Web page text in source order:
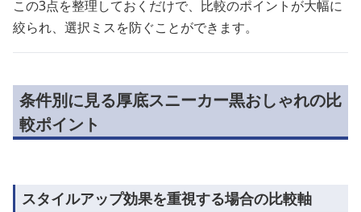
この3点を整理しておくだけで、比較のポイントが大幅に
絞られ、選択ミスを防ぐことができます。
条件別に見る厚底スニーカー黒おしゃれの比
較ポイント
スタイルアップ効果を重視する場合の比較軸